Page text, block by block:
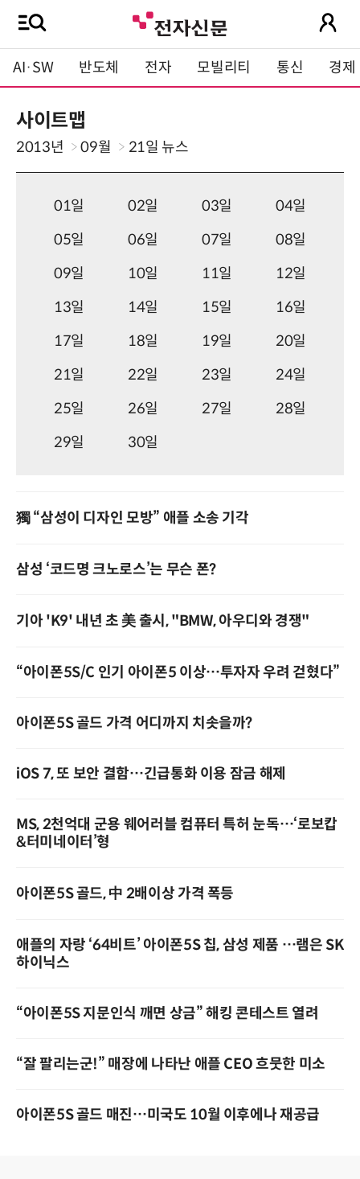
AI·SW 반도체 전자 모빌리티 통신 경제
사이트맵
2013년 09월 21일 뉴스
01일 02일 03일
04일
05일
06일 07일
08일
09일
10일 11일
12일
13일
14일 15일
16일
17일
18일 19일
20일
21일
22일 23일
24일
25일
26일 27일
28일
29일
30일
獨 “삼성이 디자인 모방” 애플 소송 기각
삼성 ‘코드명 크노로스’는 무슨 폰?
기아 'K9' 내년 초 美 출시, "BMW, 아우디와 경쟁"
“아이폰5S/C 인기 아이폰5 이상…투자자 우려 걷혔다”
아이폰5S 골드 가격 어디까지 치솟을까?
iOS 7, 또 보안 결함…긴급통화 이용 잠금 해제
MS, 2천억대 군용 웨어러블 컴퓨터 특허 눈독…‘로보캅
&터미네이터’형
아이폰5S 골드, 中 2배이상 가격 폭등
애플의 자랑 ‘64비트’ 아이폰5S 칩, 삼성 제품 …램은 SK
하이닉스
“아이폰5S 지문인식 깨면 상금” 해킹 콘테스트 열려
“잘 팔리는군!” 매장에 나타난 애플 CEO 흐뭇한 미소
아이폰5S 골드 매진…미국도 10월 이후에나 재공급